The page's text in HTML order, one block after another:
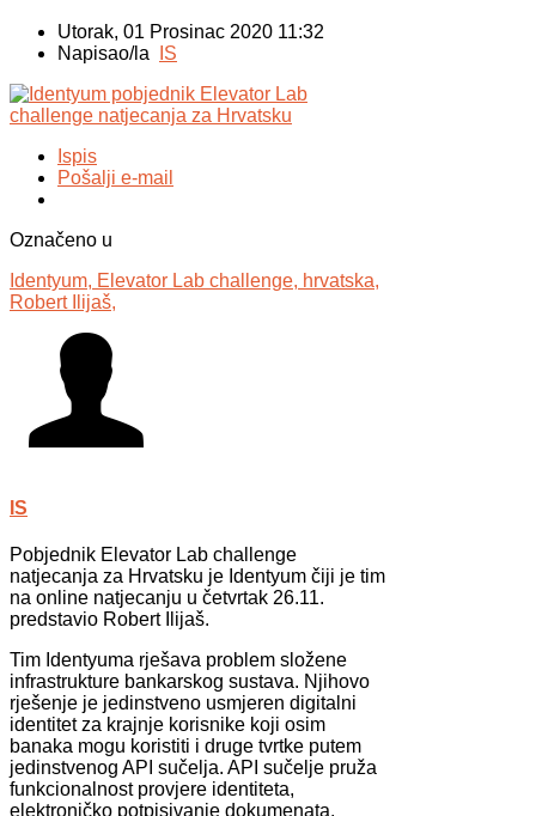
Utorak, 01 Prosinac 2020 11:32
Napisao/la
IS
Ispis
Pošalji e-mail
Označeno u
Identyum, Elevator Lab challenge, hrvatska,
Robert Ilijaš,
IS
Pobjednik Elevator Lab challenge
natjecanja za Hrvatsku je Identyum čiji je tim
na online natjecanju u četvrtak 26.11.
predstavio Robert Ilijaš.
Tim Identyuma rješava problem složene
infrastrukture bankarskog sustava. Njihovo
rješenje je jedinstveno usmjeren digitalni
identitet za krajnje korisnike koji osim
banaka mogu koristiti i druge tvrtke putem
jedinstvenog API sučelja. API sučelje pruža
funkcionalnost provjere identiteta,
elektroničko potpisivanje dokumenata,